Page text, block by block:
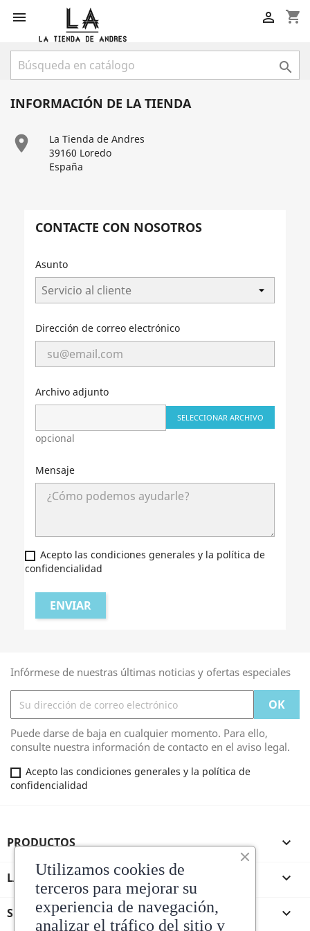
 shopping_cart


INFORMACIÓN DE LA TIENDA

La Tienda de Andres
39160 Loredo
España
CONTACTE CON NOSOTROS
Asunto
Dirección de correo electrónico
Archivo adjunto
SELECCIONAR ARCHIVO
opcional
Mensaje
Acepto las condiciones generales y la política de
confidencialidad
Infórmese de nuestras últimas noticias y ofertas especiales
Puede darse de baja en cualquier momento. Para ello,
consulte nuestra información de contacto en el aviso legal.
Acepto las condiciones generales y la política de
confidencialidad
PRODUCTOS 
LA TIENDA DE ANDRES 
SU CUENTA 
Utilizamos cookies de
terceros para mejorar su
experiencia de navegación,
analizar el tráfico del sitio y